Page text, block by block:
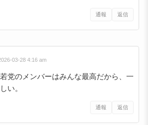
通報 返信
03-28 4:16 am
党のメンバーはみんな最高だから、一
い。
通報 返信